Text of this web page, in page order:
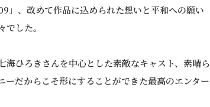
」、改めて作品に込められた想いと平和への願い
した。
ひろきさんを中心とした素敵なキャスト、素晴ら
ーだからこそ形にすることができた最高のエンター